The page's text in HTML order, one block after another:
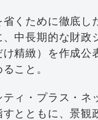
くために徹底し
、中長期的な財政
け精緻）を作成公
こと。
ィ・プラス・ネ
とともに、景観